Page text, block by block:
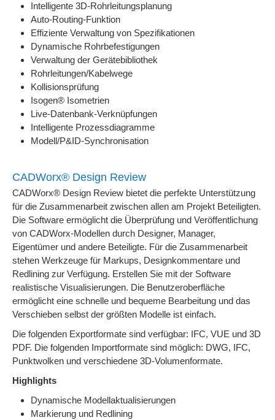
Intelligente 3D-Rohrleitungsplanung
Auto-Routing-Funktion
Effiziente Verwaltung von Spezifikationen
Dynamische Rohrbefestigungen
Verwaltung der Gerätebibliothek
Rohrleitungen/Kabelwege
Kollisionsprüfung
Isogen® Isometrien
Live-Datenbank-Verknüpfungen
Intelligente Prozessdiagramme
Modell/P&ID-Synchronisation
CADWorx® Design Review
CADWorx® Design Review bietet die perfekte Unterstützung
für die Zusammenarbeit zwischen allen am Projekt Beteiligten.
Die Software ermöglicht die Überprüfung und Veröffentlichung
von CADWorx-Modellen durch Designer, Manager,
Eigentümer und andere Beteiligte. Für die Zusammenarbeit
stehen Werkzeuge für Markups, Designkommentare und
Redlining zur Verfügung. Erstellen Sie mit der Software
realistische Visualisierungen. Die Benutzeroberfläche
ermöglicht eine schnelle und bequeme Bearbeitung und das
Verschieben selbst der größten Modelle ist einfach.
Die folgenden Exportformate sind verfügbar: IFC, VUE und 3D
PDF. Die folgenden Importformate sind möglich: DWG, IFC,
Punktwolken und verschiedene 3D-Volumenformate.
Highlights
Dynamische Modellaktualisierungen
Markierung und Redlining